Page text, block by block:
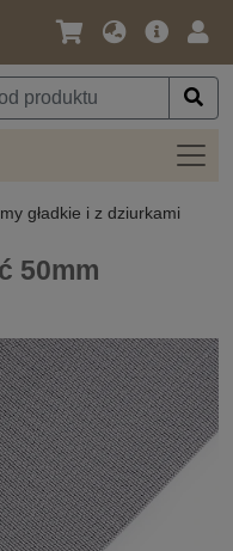
Język
Waluta
Oferta
gładkie i z dziurkami
50mm